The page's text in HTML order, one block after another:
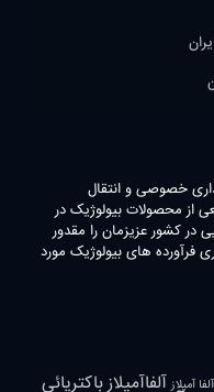
خصوصی و انتقال
از محصولات بیولوژیک در
در کشور عزیزمان را مقدور
فرآورده های بیولوژیک مورد
آلفا آمیلاز آلفاآمیلاز باکتریائی